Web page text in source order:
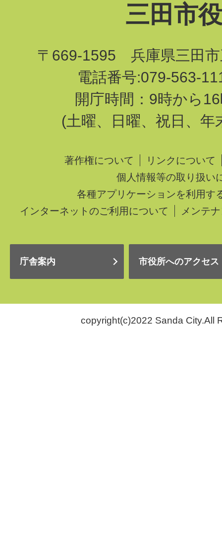
三田市
〒669-1595 兵庫県三田市
電話番号:079-563-
開庁時間：9時から
(土曜、日曜、祝日、年
著作権について
リンクについて
個人情報等の取り扱い
各種アプリケーションを利用す
インターネットのご利用について
メンテ
庁舎案内 市役所へのアクセス
copyright(c)2022 Sanda City.All